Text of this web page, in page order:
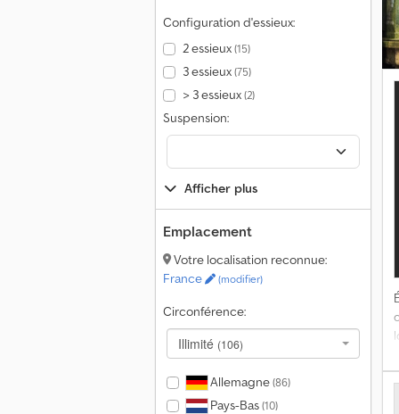
Configuration d'essieux:
2 essieux(15)
3 essieux(75)
> 3 essieux(2)
Suspension:
Afficher plus
Emplacement
Votre localisation reconnue:
France
(modifier)
Circonférence:
Illimité (106)
Allemagne(86)
Pays-Bas(10)